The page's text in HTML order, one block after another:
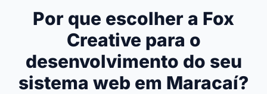
Por que escolher a Fox
Creative para o
desenvolvimento do seu
sistema web em Maracaí?